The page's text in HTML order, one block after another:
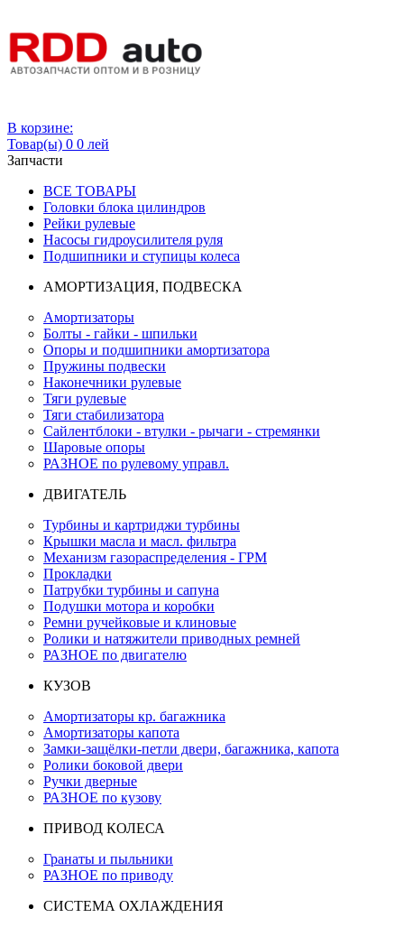
В корзине:
Товар(ы) 0 0 лей
Запчасти
ВСЕ ТОВАРЫ
Головки блока цилиндров
Рейки рулевые
Насосы гидроусилителя руля
Подшипники и ступицы колеса
АМОРТИЗАЦИЯ, ПОДВЕСКА
Амортизаторы
Болты - гайки - шпильки
Опоры и подшипники амортизатора
Пружины подвески
Наконечники рулевые
Тяги рулевые
Тяги стабилизатора
Сайлентблоки - втулки - рычаги - стремянки
Шаровые опоры
РАЗНОЕ по рулевому управл.
ДВИГАТЕЛЬ
Турбины и картриджи турбины
Крышки масла и масл. фильтра
Механизм газораспределения - ГРМ
Прокладки
Патрубки турбины и сапуна
Подушки мотора и коробки
Ремни ручейковые и клиновые
Ролики и натяжители приводных ремней
РАЗНОЕ по двигателю
КУЗОВ
Амортизаторы кр. багажника
Амортизаторы капота
Замки-защёлки-петли двери, багажника, капота
Ролики боковой двери
Ручки дверные
РАЗНОЕ по кузову
ПРИВОД КОЛЕСА
Гранаты и пыльники
РАЗНОЕ по приводу
СИСТЕМА ОХЛАЖДЕНИЯ